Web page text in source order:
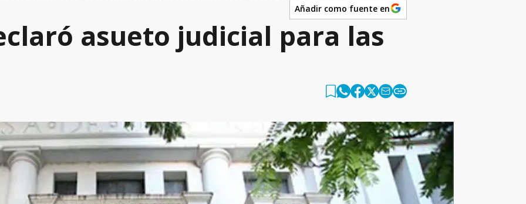
Añadir como fuente en
asueto judicial para las